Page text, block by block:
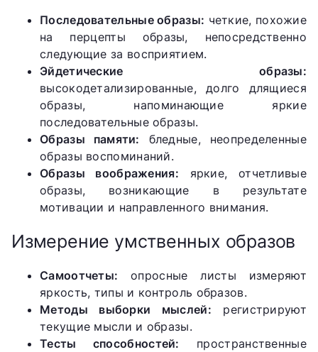
Последовательные образы: четкие, похожие
на перцепты образы, непосредственно
следующие за восприятием.
Эйдетические образы:
высокодетализированные, долго длящиеся
образы, напоминающие яркие
последовательные образы.
Образы памяти: бледные, неопределенные
образы воспоминаний.
Образы воображения: яркие, отчетливые
образы, возникающие в результате
мотивации и направленного внимания.
Измерение умственных образов
Самоотчеты: опросные листы измеряют
яркость, типы и контроль образов.
Методы выборки мыслей: регистрируют
текущие мысли и образы.
Тесты способностей: пространственные